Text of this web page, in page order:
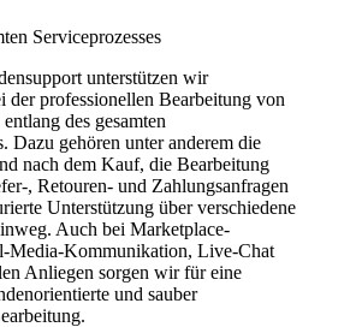
Serviceprozesses
unterstützen wir
der professionellen Bearbeitung von
des gesamten
Dazu gehören unter anderem die
nach dem Kauf, die Bearbeitung
, Retouren- und Zahlungsanfragen
Unterstützung über verschiedene
Auch bei Marketplace-
Media-Kommunikation, Live-Chat
Anliegen sorgen wir für eine
und sauber